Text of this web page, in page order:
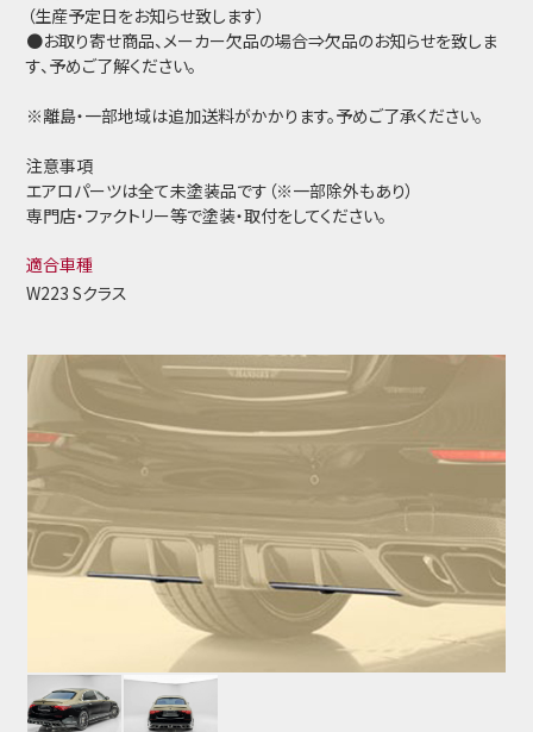
（生産予定日をお知らせ致します）
●お取り寄せ商品、メーカー欠品の場合⇒欠品のお知らせを致しま
す、予めご了解ください。
※離島・一部地域は追加送料がかかります。予めご了承ください。
注意事項
エアロパーツは全て未塗装品です（※一部除外もあり）
専門店・ファクトリー等で塗装・取付をしてください。
適合車種
W223 Sクラス